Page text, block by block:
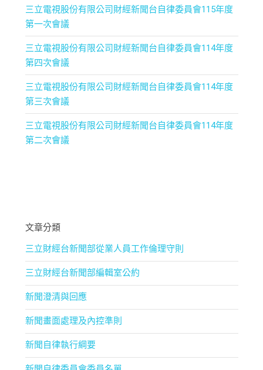
三立電視股份有限公司財經新聞台自律委員會115年度
第一次會議
三立電視股份有限公司財經新聞台自律委員會114年度
第四次會議
三立電視股份有限公司財經新聞台自律委員會114年度
第三次會議
三立電視股份有限公司財經新聞台自律委員會114年度
第二次會議
文章分類
三立財經台新聞部從業人員工作倫理守則
三立財經台新聞部編輯室公約
新聞澄清與回應
新聞畫面處理及內控準則
新聞自律執行綱要